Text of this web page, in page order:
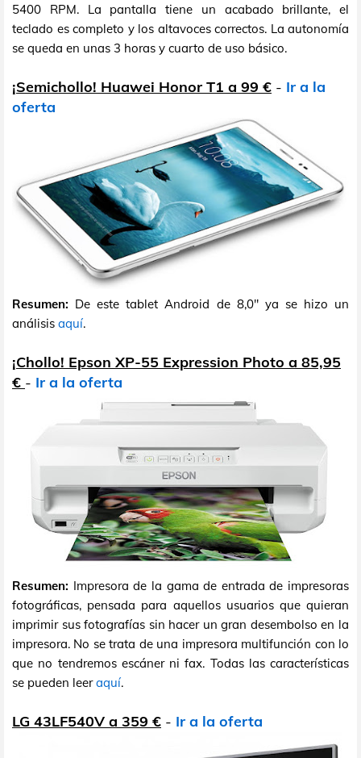
5400 RPM. La pantalla tiene un acabado brillante, el
teclado es completo y los altavoces correctos. La autonomía
se queda en unas 3 horas y cuarto de uso básico.
¡Semichollo! Huawei Honor T1 a 99 € - Ir a la
oferta
Resumen: De este tablet Android de 8,0" ya se hizo un
análisis aquí.
¡Chollo! Epson XP-55 Expression Photo a 85,95
€ - Ir a la oferta
Resumen: Impresora de la gama de entrada de impresoras
fotográficas, pensada para aquellos usuarios que quieran
imprimir sus fotografías sin hacer un gran desembolso en la
impresora. No se trata de una impresora multifunción con lo
que no tendremos escáner ni fax. Todas las características
se pueden leeraquí.
LG 43LF540V a 359 € - Ir a la oferta